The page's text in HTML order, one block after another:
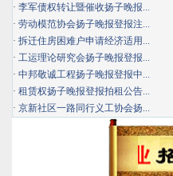
· 李军债权转让暨催收扬子晚报...
· 劳动模范协会扬子晚报登报注...
· 拆迁住房困难户申请经济适用...
· 工运理论研究会扬子晚报登报...
· 中邦敬诚工程扬子晚报登报中...
· 租赁权扬子晚报登报拍租公告...
· 京新社区一路同行义工协会扬...